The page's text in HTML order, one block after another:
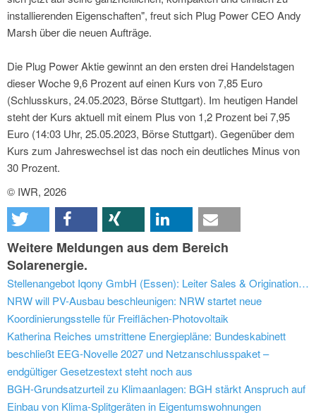
installierenden Eigenschaften", freut sich Plug Power CEO Andy
Marsh über die neuen Aufträge.
Die Plug Power Aktie gewinnt an den ersten drei Handelstagen
dieser Woche 9,6 Prozent auf einen Kurs von 7,85 Euro
(Schlusskurs, 24.05.2023, Börse Stuttgart). Im heutigen Handel
steht der Kurs aktuell mit einem Plus von 1,2 Prozent bei 7,95
Euro (14:03 Uhr, 25.05.2023, Börse Stuttgart). Gegenüber dem
Kurs zum Jahreswechsel ist das noch ein deutliches Minus von
30 Prozent.
© IWR, 2026
Weitere Meldungen aus dem Bereich
Solarenergie.
Stellenangebot Iqony GmbH (Essen): Leiter Sales & Origination „Green Energy“ (m/w/d)
NRW will PV-Ausbau beschleunigen: NRW startet neue
Koordinierungsstelle für Freiflächen-Photovoltaik
Katherina Reiches umstrittene Energiepläne: Bundeskabinett
beschließt EEG-Novelle 2027 und Netzanschlusspaket –
endgültiger Gesetzestext steht noch aus
BGH-Grundsatzurteil zu Klimaanlagen: BGH stärkt Anspruch auf
Einbau von Klima-Splitgeräten in Eigentumswohnungen